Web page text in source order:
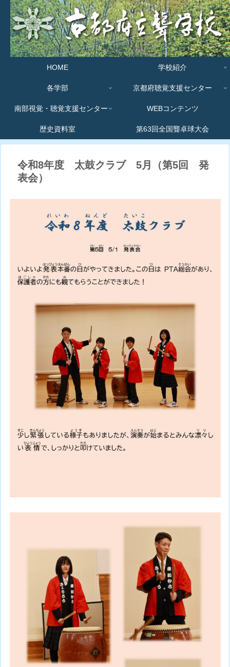
HOME 学校紹介
各学部 京都府聴覚支援センター
南部視覚・聴覚支援センター WEBコンテンツ
歴史資料室 第63回全国聾卓球大会
令和8年度 太鼓クラブ 5月（第5回 発
表会）